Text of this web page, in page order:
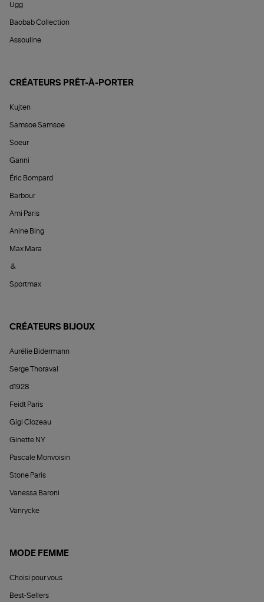
Ugg
Baobab Collection
Assouline
CRÉATEURS PRÊT-À-PORTER
Kujten
Samsoe Samsoe
Soeur
Ganni
Éric Bompard
Barbour
Ami Paris
Anine Bing
Max Mara
&
Sportmax
CRÉATEURS BIJOUX
Aurélie Bidermann
Serge Thoraval
d1928
Feidt Paris
Gigi Clozeau
Ginette NY
Pascale Monvoisin
Stone Paris
Vanessa Baroni
Vanrycke
MODE FEMME
Choisi pour vous
Best-Sellers